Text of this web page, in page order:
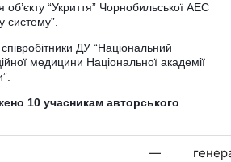
“Укриття” Чорнобильської АЕС
систему”.
ДУ “Національний
медицини Національної академії
10 учасникам авторського
—